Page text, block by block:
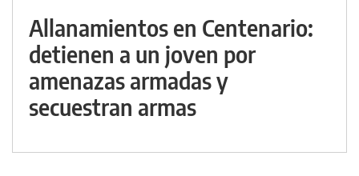
Allanamientos en Centenario:
detienen a un joven por
amenazas armadas y
secuestran armas